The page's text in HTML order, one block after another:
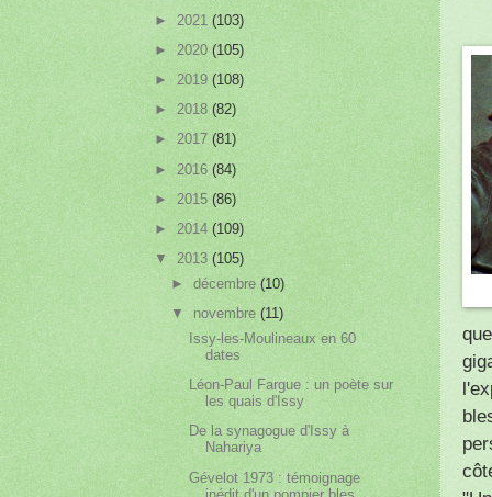
► 2021 (103)
► 2020 (105)
► 2019 (108)
► 2018 (82)
► 2017 (81)
► 2016 (84)
► 2015 (86)
► 2014 (109)
▼ 2013 (105)
►décembre(10)
▼ novembre(11)
Issy-les-Moulineaux en 60
dates
Léon-Paul Fargue : un poète sur
les quais d'Issy
De la synagogue d'Issy à
Nahariya
Gévelot 1973 : témoignage